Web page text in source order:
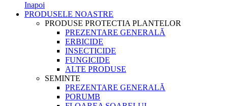
Inapoi
PRODUSELE NOASTRE
PRODUSE PROTECTIA PLANTELOR
PREZENTARE GENERALĂ
ERBICIDE
INSECTICIDE
FUNGICIDE
ALTE PRODUSE
SEMINTE
PREZENTARE GENERALĂ
PORUMB